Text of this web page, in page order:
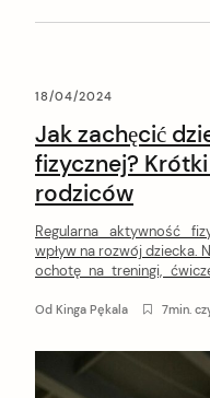
18/04/2024
Jak zachęcić
fizycznej?
rodziców
Regularna aktywność
wpływ na rozwój dziecka.
ochotę na treningi,
Od Kinga Pękala 7min.